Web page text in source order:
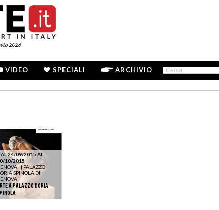
2026
VIDEO SPECIALI ARCHIVIO
24/09/2015 AL
10/2015
| PALAZZO
SPINOLA DI
A PALAZZO DORIA